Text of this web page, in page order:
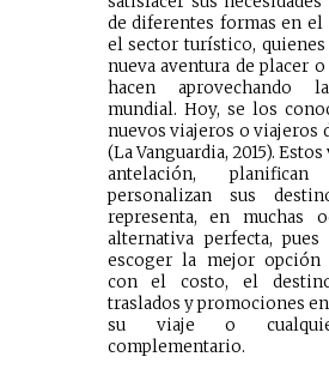
de diferentes formas en el
el sector turístico, quienes
nueva aventura de placer
hacen aprovechando
mundial. Hoy, se los
nuevos viajeros o viajeros
(La Vanguardia, 2015).
antelación,
personalizan sus
representa, en muchas
alternativa perfecta,
escoger la mejor opción
con el costo, el
traslados y promociones
su viaje o
complementario.